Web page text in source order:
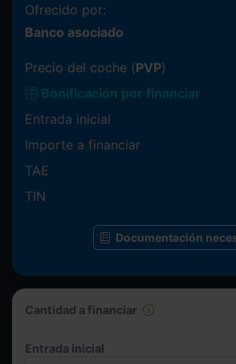
Cantidad a financiar
Entrada inicial
Ofrecido por:
Banco asociado
Precio del coche (PVP)
Bonificación por financiar
Entrada inicial
Importe a financiar
TAE
TIN
Documentación